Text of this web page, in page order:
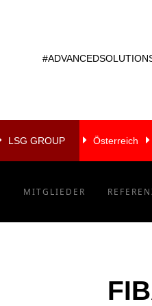
LSG GROUP Österreich
MITGLIEDER